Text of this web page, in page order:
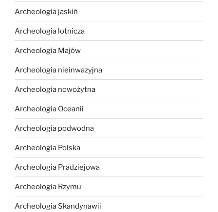
Archeologia jaskiń
Archeologia lotnicza
Archeologia Majów
Archeologia nieinwazyjna
Archeologia nowożytna
Archeologia Oceanii
Archeologia podwodna
Archeologia Polska
Archeologia Pradziejowa
Archeologia Rzymu
Archeologia Skandynawii